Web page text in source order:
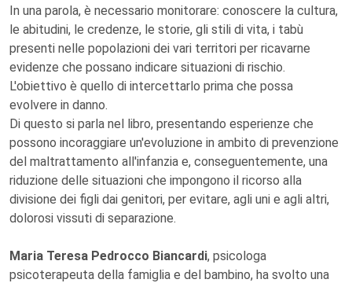
In una parola, è necessario monitorare: conoscere la cultura,
le abitudini, le credenze, le storie, gli stili di vita, i tabù
presenti nelle popolazioni dei vari territori per ricavarne
evidenze che possano indicare situazioni di rischio.
L'obiettivo è quello di intercettarlo prima che possa
evolvere in danno.
Di questo si parla nel libro, presentando esperienze che
possono incoraggiare un'evoluzione in ambito di prevenzione
del maltrattamento all'infanzia e, conseguentemente, una
riduzione delle situazioni che impongono il ricorso alla
divisione dei figli dai genitori, per evitare, agli uni e agli altri,
dolorosi vissuti di separazione.
Maria Teresa Pedrocco Biancardi, psicologa
psicoterapeuta della famiglia e del bambino, ha svolto una